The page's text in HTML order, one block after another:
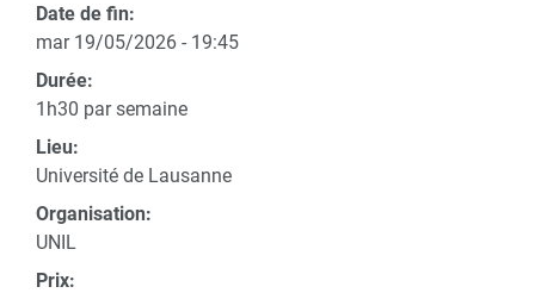
Date de fin:
mar 19/05/2026 - 19:45
Durée:
1h30 par semaine
Lieu:
Université de Lausanne
Organisation:
UNIL
Prix: